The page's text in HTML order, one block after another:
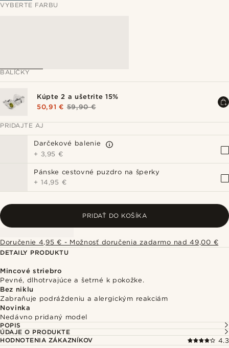
VYBERTE FARBU
BALÍČKY
Kúpte 2 a ušetrite 15%
50,91 € 59,90 €
PRIDAJTE AJ
Darčekové balenie
+ 3,95 €
Pánske cestovné puzdro na šperky
+ 14,95 €
PRIDAŤ DO KOŠÍKA
Doručenie 4,95 € - Možnosť doručenia zadarmo nad 49,00 €
DETAILY PRODUKTU
Mincové striebro
Pevné, dlhotrvajúce a šetrné k pokožke.
Bez niklu
Zabraňuje podráždeniu a alergickým reakciám
Novinka
Nedávno pridaný model
POPIS
ÚDAJE O PRODUKTE
HODNOTENIA ZÁKAZNÍKOV
4.3